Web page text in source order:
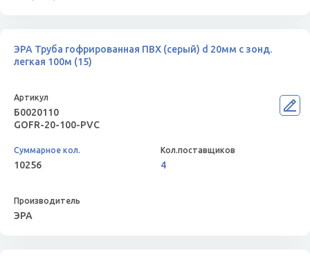
ЭРА Труба гофрированная ПВХ (серый) d 20мм с зонд.
легкая 100м (15)
Б0020110
GOFR-20-100-PVС
10256 4
ЭРА